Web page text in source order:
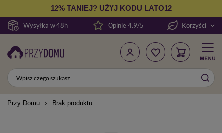
Wysyłka w 48h
12% TANIEJ? UŻYJ KODU LATO12
Opinie 4.9/5 Korzyści
Przy Domu Brak produktu